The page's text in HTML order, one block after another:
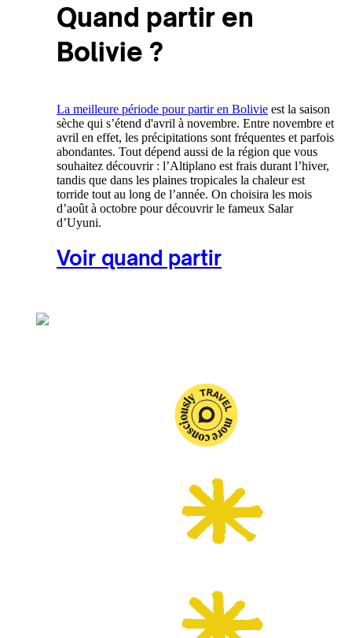
Quand partir en
Bolivie ?
La meilleure période pour partir en Bolivieest la saison
sèche qui s’étend d'avril à novembre. Entre novembre et
avril en effet, les précipitations sont fréquentes et parfois
abondantes. Tout dépend aussi de la région que vous
souhaitez découvrir : l’Altiplano est frais durant l’hiver,
tandis que dans les plaines tropicales la chaleur est
torride tout au long de l’année. On choisira les mois
d’août à octobre pour découvrir le fameux Salar
d’Uyuni.
Voir quand partir